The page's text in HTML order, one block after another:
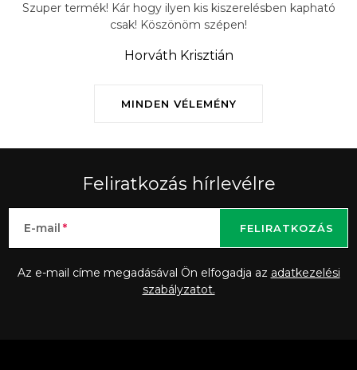
MINDEN VÉLEMÉNY
Szuper termék! Kár hogy ilyen kis kiszerelésben kapható
csak! Köszönöm szépen!
Horváth Krisztián
Feliratkozás hírlevélre
E-mail
Az e-mail címe megadásával Ön elfogadja az adatkezelési
szabályzatot.
FELIRATKOZÁS